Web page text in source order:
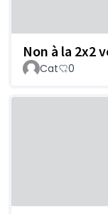
Non à la 2x2
Cat 0